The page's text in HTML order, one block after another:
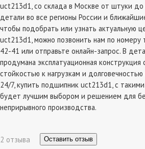
uct213d1, со склада в Москве от штуки до
детали во все регионы России и
чтобы подобрать или узнать актуальную
uct213d1, можно позвонить нам по номеру
42-41 или отправьте онлайн-запрос. В
продумана эксплатуационная конструкция
стойкостью к нагрузкам и
24/7, купить подшипник uct213d1, с
будет лучшим выбором и решением для
неприрывного производства.
2 отзыва Оставить отзыв